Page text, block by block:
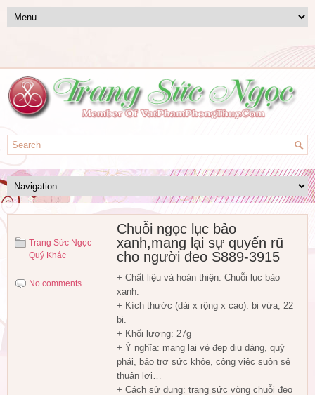
Trang Sức Ngọc
Quý Khác
No comments
Chuỗi ngọc lục bảo
xanh,mang lại sự quyến rũ
cho người đeo S889-3915
+ Chất liệu và hoàn thiện: Chuỗi lục bảo
xanh.
+ Kích thước (dài x rộng x cao): bi vừa, 22
bi.
+ Khối lượng: 27g
+ Ý nghĩa: mang lại vẻ đẹp dịu dàng, quý
phái, bảo trợ sức khỏe, công việc suôn sẻ
thuận lợi…
+ Cách sử dụng: trang sức vòng chuỗi đeo